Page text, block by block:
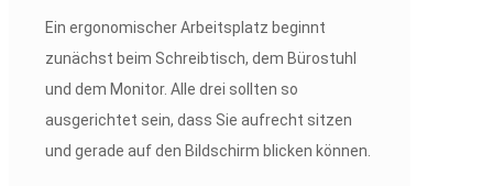
Ein ergonomischer Arbeitsplatz beginnt
zunächst beim Schreibtisch, dem Bürostuhl
und dem Monitor. Alle drei sollten so
ausgerichtet sein, dass Sie aufrecht sitzen
und gerade auf den Bildschirm blicken können.